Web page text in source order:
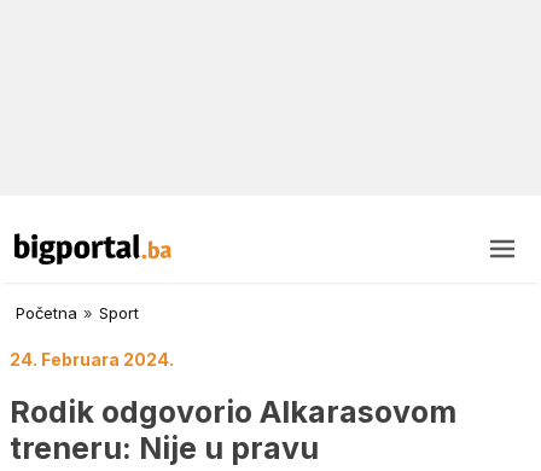
Početna » Sport
24. Februara 2024.
Rodik odgovorio Alkarasovom
treneru: Nije u pravu